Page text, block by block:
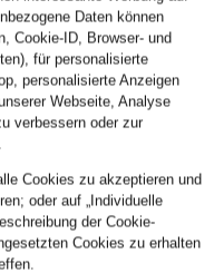
Daten können
Cookie-ID, Browser- und
für personalisierte
personalisierte Anzeigen
Webseite, Analyse
verbessern oder zur
Cookies zu akzeptieren und
oder auf „Individuelle
der Cookie-
Cookies zu erhalten